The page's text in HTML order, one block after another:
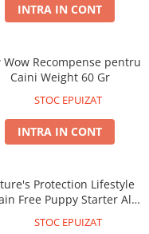
INTRA IN CONT
Wow Recompense pentru
Caini Weight 60 Gr
STOC EPUIZAT
INTRA IN CONT
Protection Lifestyle
Free Puppy Starter All
STOC EPUIZAT